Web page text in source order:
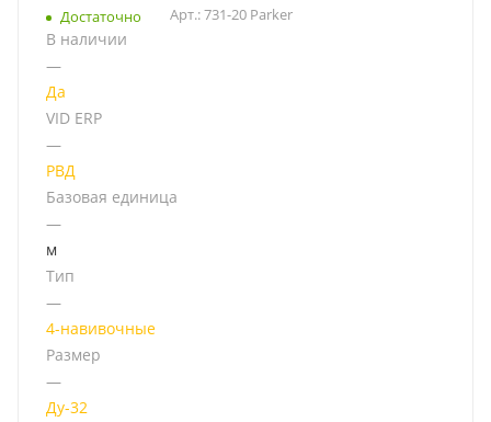
Достаточно Арт.: 731-20 Parker
В наличии
—
Да
VID ERP
—
РВД
Базовая единица
—
м
Тип
—
4-навивочные
Размер
—
Ду-32